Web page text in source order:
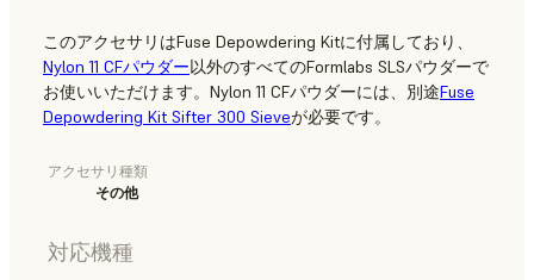
このアクセサリはFuse Depowdering Kitに付属しており、
Nylon 11 CFパウダー以外のすべてのFormlabs SLSパウダーで
お使いいただけます。Nylon 11 CFパウダーには、別途Fuse
Depowdering Kit Sifter 300 Sieveが必要です。
アクセサリ種類
その他
対応機種